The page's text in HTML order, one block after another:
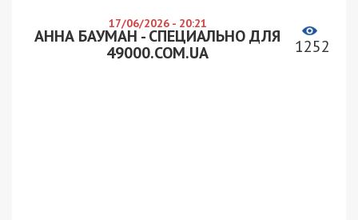
17/06/2026 - 20:21
АННА БАУМАН - СПЕЦИАЛЬНО ДЛЯ
49000.COM.UA
1252